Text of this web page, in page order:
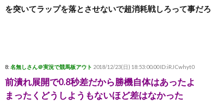
を突いてラップを落とさせないで超消耗戦しろって事だろ
8: 名無しさん＠実況で競馬板アウト 2018/12/23(日) 18:53:00.00 ID:iRJCwhyt0
前潰れ展開で0.8秒差だから勝機自体はあったよ
まったくどうしようもないほど差はなかった